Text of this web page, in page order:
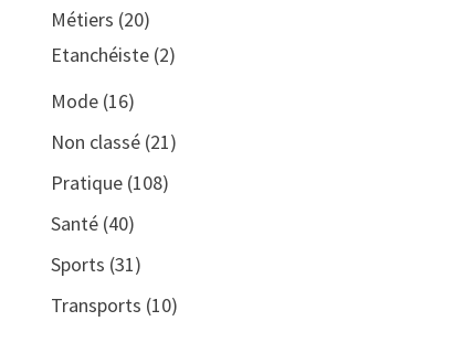
Métiers (20)
Etanchéiste(2)
Mode(16)
Non classé(21)
Pratique(108)
Santé(40)
Sports (31)
Transports (10)